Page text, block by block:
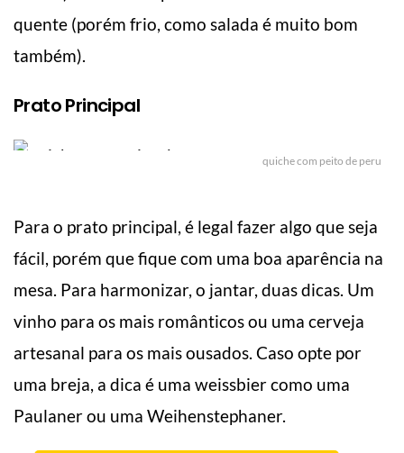
quente (porém frio, como salada é muito bom
também).
Prato Principal
quiche com peito de peru
Para o prato principal, é legal fazer algo que seja
fácil, porém que fique com uma boa aparência na
mesa. Para harmonizar, o jantar, duas dicas. Um
vinho para os mais românticos ou uma cerveja
artesanal para os mais ousados. Caso opte por
uma breja, a dica é uma weissbier como uma
Paulaner ou uma Weihenstephaner.